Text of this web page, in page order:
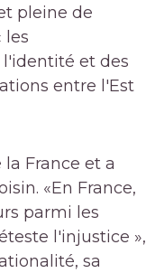
pleine de
les
l'identité et des
entre l'Est
France et a
«En France,
parmi les
l'injustice »,
sa